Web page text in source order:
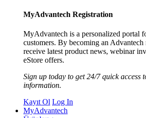
MyAdvantech Registration
MyAdvantech is a personalized portal
customers. By becoming an Advantech
receive latest product news, webinar
eStore offers.
Sign up today to get 24/7 quick access
information.
Kayıt Ol Log In
MyAdvantech